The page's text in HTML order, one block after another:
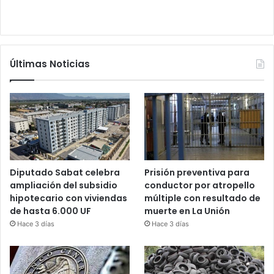
Últimas Noticias
Diputado Sabat celebra
ampliación del subsidio
hipotecario con viviendas
de hasta 6.000 UF
Hace 3 días
Prisión preventiva para
conductor por atropello
múltiple con resultado de
muerte en La Unión
Hace 3 días